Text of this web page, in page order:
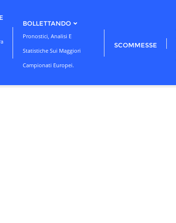
BOLLETTANDO
Pronostici, Analisi E
Statistiche Sui Maggiori
Campionati Europei.
SCOMMESSE